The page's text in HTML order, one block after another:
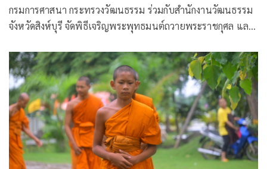
กรมการศาสนา กระทรวงวัฒนธรรม ร่วมกับสำนักงานวัฒนธรรม
จังหวัดสิงห์บุรี จัดพิธีเจริญพระพุทธมนต์ถวายพระราชกุศล และ
ลานวัด อุโบสถ วิหาร และศาลาการเปรียญ และปลูกต้นไม้ผล
และไม้ประ